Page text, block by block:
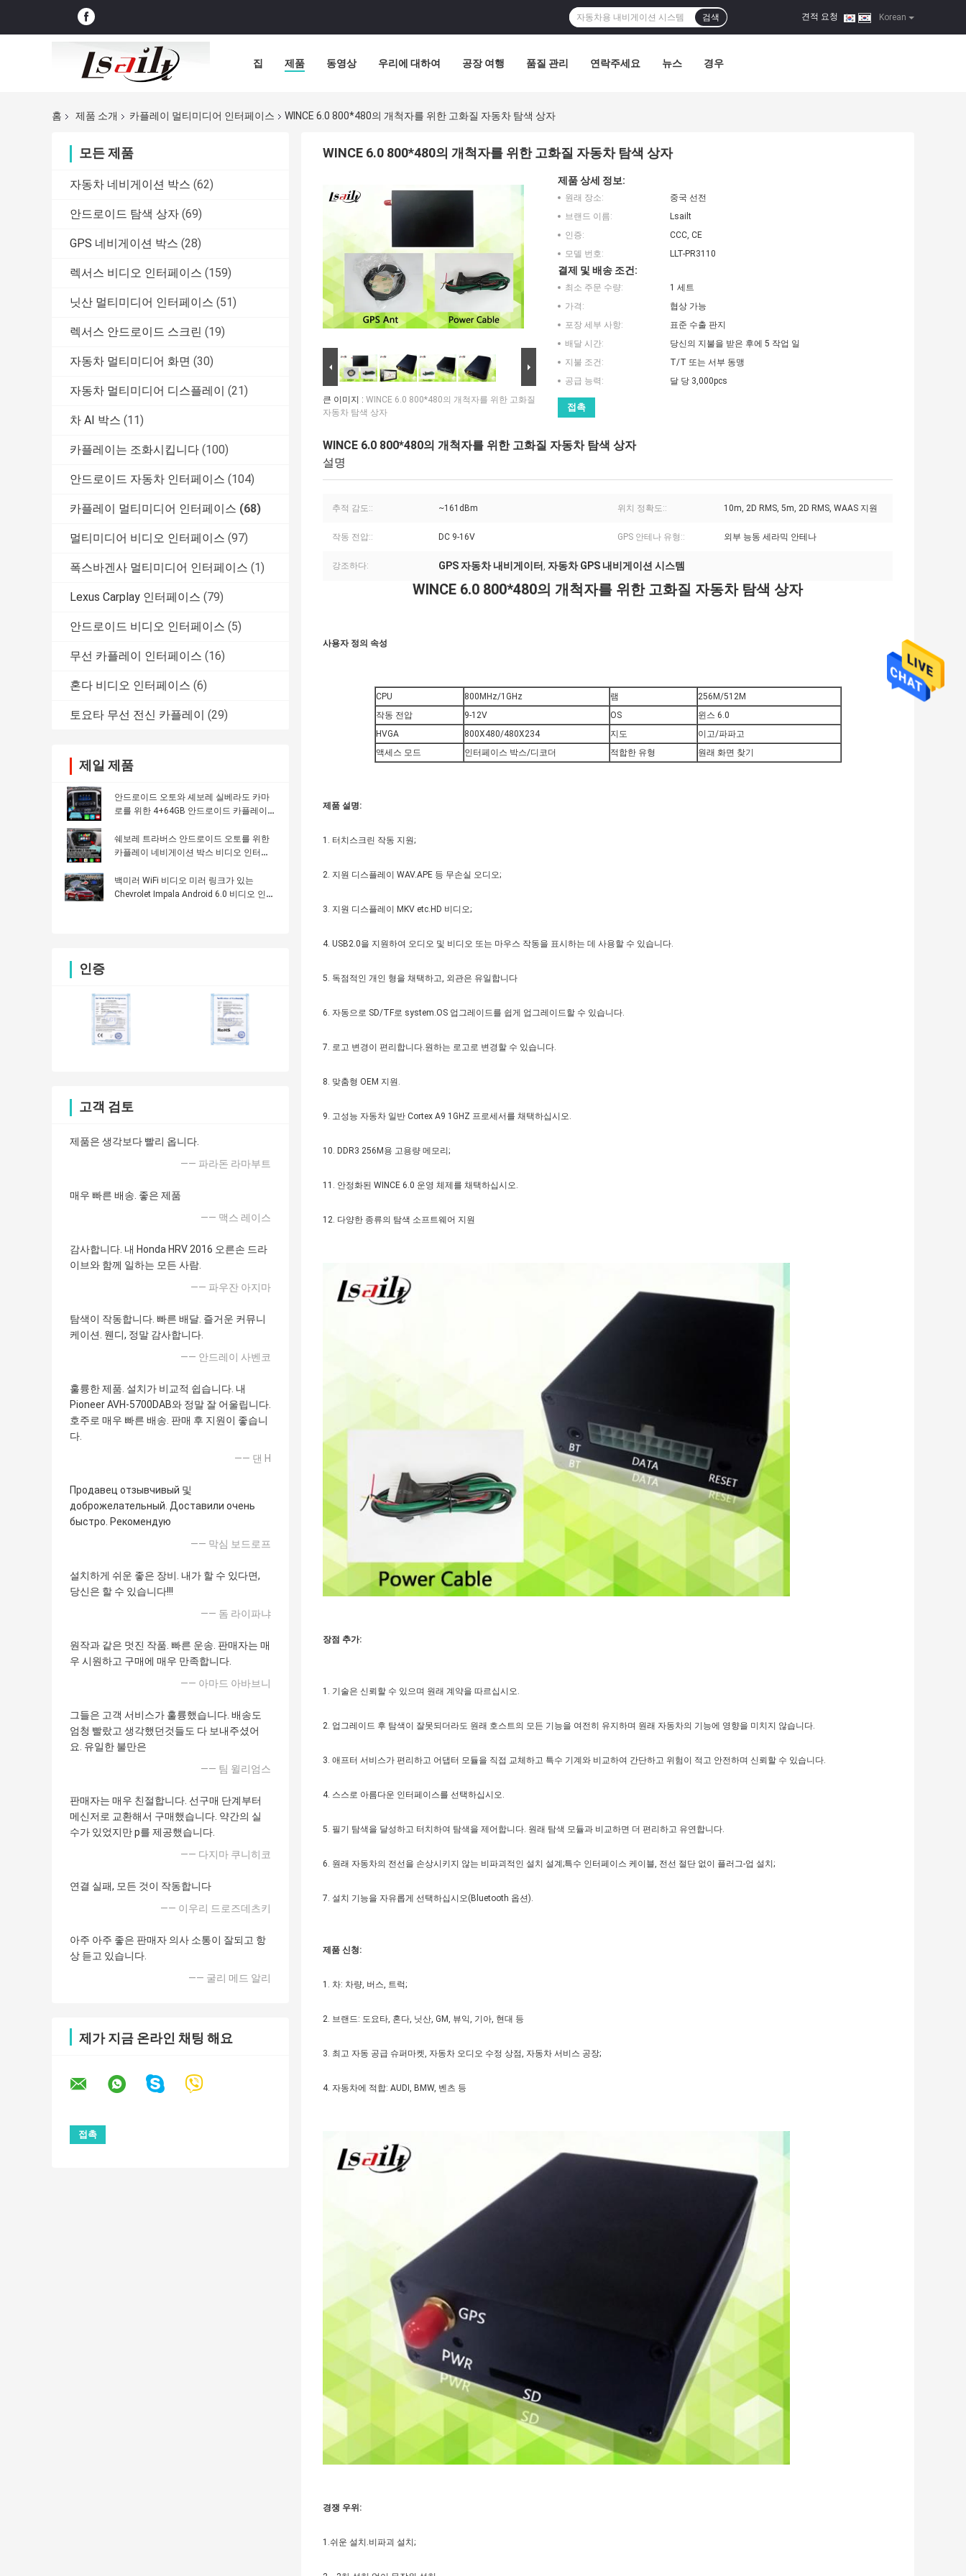
Korean
견적 요청 |
검색
집 제품 동영상 우리에 대하여 공장 여행 품질 관리 연락주세요 뉴스 경우
홈 제품 소개 카플레이 멀티미디어 인터페이스 WINCE 6.0 800*480의 개척자를 위한 고화질 자동차 탐색 상자
모든 제품
자동차 네비게이션 박스 (62)
안드로이드 탐색 상자 (69)
GPS 네비게이션 박스 (28)
렉서스 비디오 인터페이스 (159)
닛산 멀티미디어 인터페이스 (51)
렉서스 안드로이드 스크린 (19)
자동차 멀티미디어 화면 (30)
자동차 멀티미디어 디스플레이 (21)
차 AI 박스 (11)
카플레이는 조화시킵니다 (100)
안드로이드 자동차 인터페이스 (104)
카플레이 멀티미디어 인터페이스 (68)
멀티미디어 비디오 인터페이스 (97)
폭스바겐사 멀티미디어 인터페이스 (1)
Lexus Carplay 인터페이스 (79)
안드로이드 비디오 인터페이스 (5)
무선 카플레이 인터페이스 (16)
혼다 비디오 인터페이스 (6)
토요타 무선 전신 카플레이 (29)
제일 제품
안드로이드 오토와 셰보레 실베라도 카마
로를 위한 4+64GB 안드로이드 카플레이
쉐보레 트라버스 안드로이드 오토를 위한
카플레이 네비게이션 박스 비디오 인터페
백미러 WiFi 비디오 미러 링크가 있는
Chevrolet Impala Android 6.0 비디오 인터
인증
고객 검토
제품은 생각보다 빨리 옵니다.
—— 파라돈 라마부트
매우 빠른 배송. 좋은 제품
—— 맥스 레이스
감사합니다. 내 Honda HRV 2016 오른손 드라
이브와 함께 일하는 모든 사람.
—— 파우잔 아지마
탐색이 작동합니다. 빠른 배달. 즐거운 커뮤니
케이션. 웬디, 정말 감사합니다.
—— 안드레이 사벤코
훌륭한 제품. 설치가 비교적 쉽습니다. 내
Pioneer AVH-5700DAB와 정말 잘 어울립니다.
호주로 매우 빠른 배송. 판매 후 지원이 좋습니
다.
—— 댄 H
Продавец отзывчивый 및
доброжелательный. Доставили очень
быстро. Рекомендую
—— 막심 보드로프
설치하게 쉬운 좋은 장비. 내가 할 수 있다면,
당신은 할 수 있습니다!!!
—— 돔 라이파냐
원작과 같은 멋진 작품. 빠른 운송. 판매자는 매
우 시원하고 구매에 매우 만족합니다.
—— 아마드 아바브니
그들은 고객 서비스가 훌륭했습니다. 배송도
엄청 빨랐고 생각했던것들도 다 보내주셨어
요. 유일한 불만은
—— 팀 윌리엄스
판매자는 매우 친절합니다. 선구매 단계부터
메신저로 교환해서 구매했습니다. 약간의 실
수가 있었지만 p를 제공했습니다.
—— 다지마 쿠니히코
연결 실패, 모든 것이 작동합니다
—— 이우리 드로즈데츠키
아주 아주 좋은 판매자 의사 소통이 잘되고 항
상 듣고 있습니다.
—— 굴리 메드 알리
제가 지금 온라인 채팅 해요
WINCE 6.0 800*480의 개척자를 위한 고화질 자동차 탐색 상자
큰 이미지 : WINCE 6.0 800*480의 개척자를 위한 고화질
자동차 탐색 상자
제품 상세 정보:
원래 장소:
중국 선전
브랜드 이름:
Lsailt
인증:
CCC, CE
모델 번호:
LLT-PR3110
결제 및 배송 조건:
최소 주문 수량:
1 세트
가격:
협상 가능
포장 세부 사항:
표준 수출 판지
배달 시간:
당신의 지불을 받은 후에 5 작업 일
지불 조건:
T/T 또는 서부 동맹
공급 능력:
달 당 3,000pcs
접촉
WINCE 6.0 800*480의 개척자를 위한 고화질 자동차 탐색 상자
설명
추적 감도:: ~161dBm 위치 정확도:: 10m, 2D RMS, 5m, 2D RMS, WAAS 지원
작동 전압:: DC 9-16V GPS 안테나 유형:: 외부 능동 세라믹 안테나
강조하다: GPS 자동차 내비게이터 , 자동차 GPS 내비게이션 시스템
WINCE 6.0 800*480의 개척자를 위한 고화질 자동차 탐색 상자
사용자 정의 속성
CPU 800MHz/1GHz 램
256M/512M
작동 전압
9-12V OS
윈스 6.0
HVGA
800X480/480X234 지도
이고/파파고
액세스 모드
인터페이스 박스/디코더 적합한 유형 원래 화면 찾기
제품 설명:
1. 터치스크린 작동 지원;
2. 지원 디스플레이 WAV.APE 등 무손실 오디오;
3. 지원 디스플레이 MKV etc.HD 비디오;
4. USB2.0을 지원하여 오디오 및 비디오 또는 마우스 작동을 표시하는 데 사용할 수 있습니다.
5. 독점적인 개인 형을 채택하고, 외관은 유일합니다
6. 자동으로 SD/TF로 system.OS 업그레이드를 쉽게 업그레이드할 수 있습니다.
7. 로고 변경이 편리합니다.원하는 로고로 변경할 수 있습니다.
8. 맞춤형 OEM 지원.
9. 고성능 자동차 일반 Cortex A9 1GHZ 프로세서를 채택하십시오.
10. DDR3 256M용 고용량 메모리;
11. 안정화된 WINCE 6.0 운영 체제를 채택하십시오.
12. 다양한 종류의 탐색 소프트웨어 지원
장점 추가:
1. 기술은 신뢰할 수 있으며 원래 계약을 따르십시오.
2. 업그레이드 후 탐색이 잘못되더라도 원래 호스트의 모든 기능을 여전히 유지하며 원래 자동차의 기능에 영향을 미치지 않습니다.
3. 애프터 서비스가 편리하고 어댑터 모듈을 직접 교체하고 특수 기계와 비교하여 간단하고 위험이 적고 안전하며 신뢰할 수 있습니다.
4. 스스로 아름다운 인터페이스를 선택하십시오.
5. 필기 탐색을 달성하고 터치하여 탐색을 제어합니다. 원래 탐색 모듈과 비교하면 더 편리하고 유연합니다.
6. 원래 자동차의 전선을 손상시키지 않는 비파괴적인 설치 설계;특수 인터페이스 케이블, 전선 절단 없이 플러그-업 설치;
7. 설치 기능을 자유롭게 선택하십시오(Bluetooth 옵션).
제품 신청:
1. 차: 차량, 버스, 트럭;
2. 브랜드: 도요타, 혼다, 닛산, GM, 뷰익, 기아, 현대 등
3. 최고 자동 공급 슈퍼마켓, 자동차 오디오 수정 상점, 자동차 서비스 공장;
4. 자동차에 적합: AUDI, BMW, 벤츠 등
경쟁 우위 :
1.쉬운 설치.비파괴 설치;